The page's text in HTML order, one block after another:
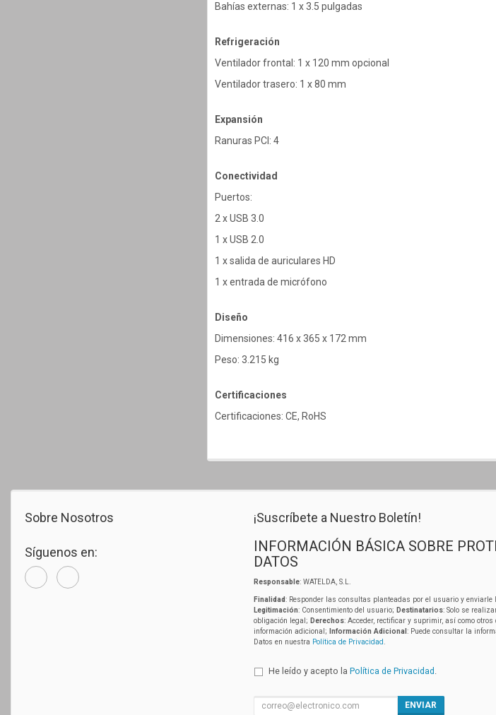
Bahías externas: 1 x 3.5 pulgadas
Refrigeración
Ventilador frontal: 1 x 120 mm opcional
Ventilador trasero: 1 x 80 mm
Expansión
Ranuras PCI: 4
Conectividad
Puertos:
2 x USB 3.0
1 x USB 2.0
1 x salida de auriculares HD
1 x entrada de micrófono
Diseño
Dimensiones: 416 x 365 x 172 mm
Peso: 3.215 kg
Certificaciones
Certificaciones: CE, RoHS
Sobre Nosotros
Síguenos en:
¡Suscríbete a Nuestro Boletín!
INFORMACIÓN BÁSICA SOBRE
DATOS
Responsable: WATELDA, S.L.
Finalidad: Responder las consultas planteadas por el usuario y
Legitimación: Consentimiento del usuario; Destinatarios: Solo se
obligación legal; Derechos: Acceder, rectificar y suprimir, así como otros
información adicional;
Información Adicional : Puede consultar la
Datos en nuestra Política de Privacidad.
He leído y acepto la Política de Privacidad .
ENVIAR